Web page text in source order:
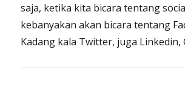
saja, ketika kita bicara tentang
kebanyakan akan bicara tentang
Kadang kala Twitter, juga Linkedin,